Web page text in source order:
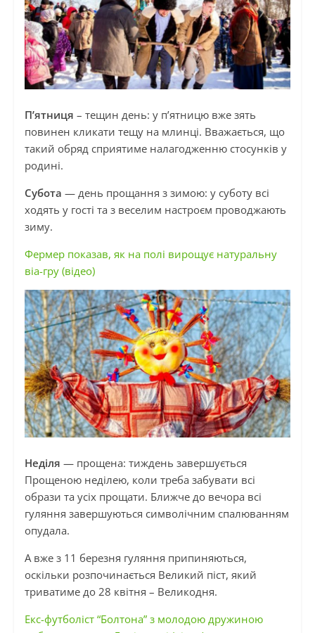
П’ятниця – тещин день: у п’ятницю вже зять
повинен кликати тещу на млинці. Вважається, що
такий обряд сприятиме налагодженню стосунків у
родині.
Субота — день прощання з зимою: у суботу всі
ходять у гості та з веселим настроєм проводжають
зиму.
Фермер показав, як на полі вирощує натуральну
віа-гру (відео)
Неділя —прощена: тиждень завершується
Прощеною неділею, коли треба забувати всі
образи та усіх прощати. Ближче до вечора всі
гуляння завершуються символічним спалюванням
опудала.
А вже з 11 березня гуляння припиняються,
оскільки розпочинається Великий піст, який
триватиме до 28 квітня – Великодня.
Екс-футболіст “Болтона” з молодою дружиною